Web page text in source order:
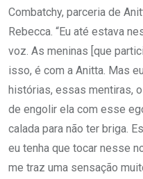
Combatchy, parceria de
Rebecca. “Eu até estava
voz. As meninas [que
isso, é com a Anitta. Mas
histórias, essas mentiras,
de engolir ela com esse
calada para não ter briga.
eu tenha que tocar nesse
me traz uma sensação